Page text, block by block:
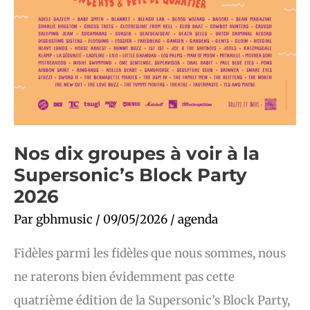
Nos dix groupes à voir à la
Supersonic’s Block Party
2026
Par gbhmusic / 09/05/2026 / agenda
Fidèles parmi les fidèles que nous sommes, nous
ne raterons bien évidemment pas cette
quatrième édition de la Supersonic’s Block Party,